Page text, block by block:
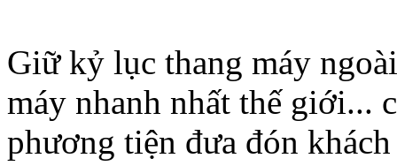
Giữ kỷ lục thang máy
máy nhanh nhất thế giới...
phương tiện đưa đón